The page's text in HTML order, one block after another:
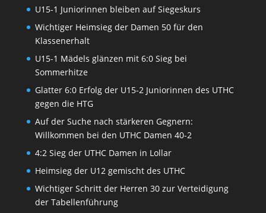
U15-1 Juniorinnen bleiben auf Siegeskurs
Wichtiger Heimsieg der Damen 50 für den
Klassenerhalt
U15-1 Mädels glänzen mit 6:0 Sieg bei
Sommerhitze
Glatter 6:0 Erfolg der U15-2 Juniorinnen des UTHC
gegen die HTG
Auf der Suche nach stärkeren Gegnern:
Willkommen bei den UTHC Damen 40-2
4:2 Sieg der UTHC Damen in Lollar
Heimsieg der U12 gemischt des UTHC
Wichtiger Schritt der Herren 30 zur Verteidigung
der Tabellenführung